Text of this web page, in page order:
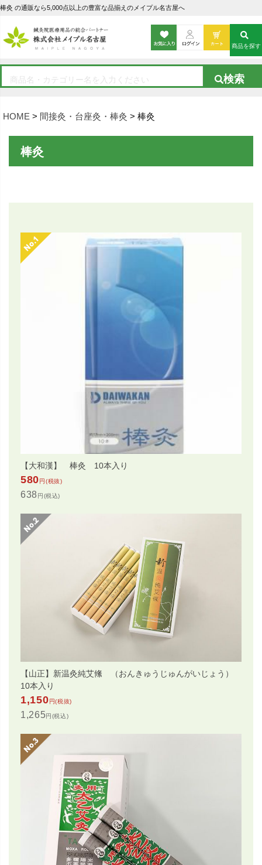
棒灸 の通販なら5,000点以上の豊富な品揃えのメイプル名古屋へ
HOME 間接灸・台座灸・棒灸 棒灸
商品を探す
棒灸
【大和漢】 棒灸 10本入り
580円(税抜)
638 円(税込)
【山正】新温灸純艾絛 （おんきゅうじゅんがいじょう）
10本入り
1,150円(税抜)
1,265円(税込)